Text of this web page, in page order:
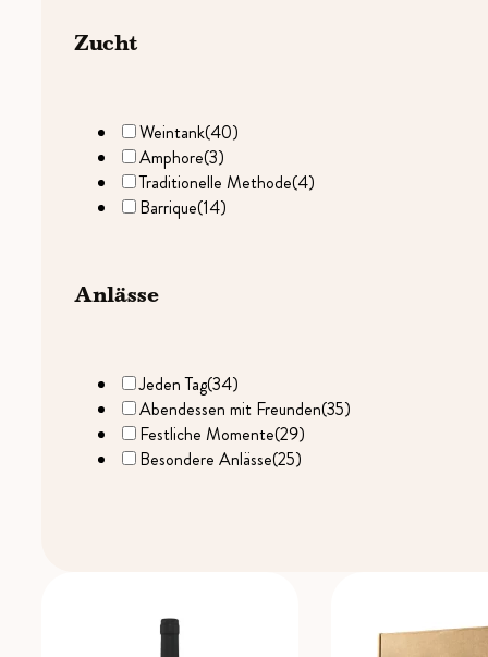
Zucht
Weintank(40)
Amphore(3)
Traditionelle Methode(4)
Barrique(14)
Anlässe
Jeden Tag(34)
Abendessen mit Freunden(35)
Festliche Momente(29)
Besondere Anlässe(25)